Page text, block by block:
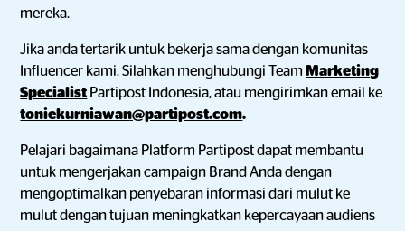
mereka.
Jika anda tertarik untuk bekerja sama dengan komunitas
Influencer kami. Silahkan menghubungi Team Marketing
Specialist Partipost Indonesia, atau mengirimkan email ke
toniekurniawan@partipost.com.
Pelajari bagaimana Platform Partipost dapat membantu
untuk mengerjakan campaign Brand Anda dengan
mengoptimalkan penyebaran informasi dari mulut ke
mulut dengan tujuan meningkatkan kepercayaan audiens